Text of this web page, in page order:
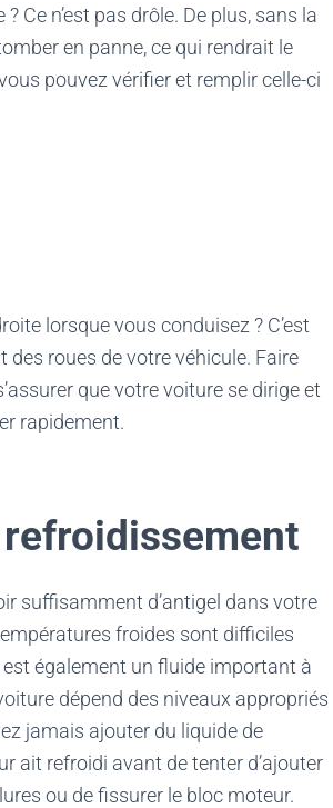
Ce n’est pas drôle. De plus, sans la
en panne, ce qui rendrait le
pouvez vérifier et remplir celle-ci
lorsque vous conduisez ? C’est
des roues de votre véhicule. Faire
que votre voiture se dirige et
rapidement.
refroidissement
suffisamment d’antigel dans votre
froides sont difficiles
est également un fluide important à
dépend des niveaux appropriés
jamais ajouter du liquide de
ait refroidi avant de tenter d’ajouter
ou de fissurer le bloc moteur.